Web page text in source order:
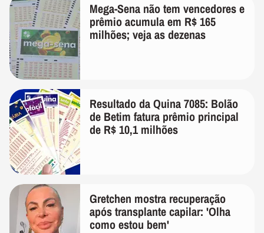
Mega-Sena não tem vencedores e
prêmio acumula em R$ 165
milhões; veja as dezenas
Resultado da Quina 7085: Bolão
de Betim fatura prêmio principal
de R$ 10,1 milhões
Gretchen mostra recuperação
após transplante capilar: 'Olha
como estou bem'